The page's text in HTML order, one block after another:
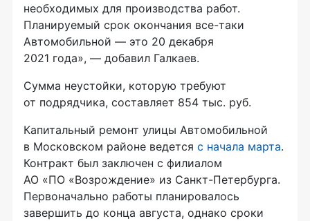
необходимых для производства работ.
Планируемый срок окончания все-таки
Автомобильной — это 20 декабря
2021 года», — добавил Галкаев.
Сумма неустойки, которую требуют
от подрядчика, составляет 854 тыс. руб.
Капитальный ремонт улицы Автомобильной
в Московском районе ведется с начала марта.
Контракт был заключен с филиалом
АО «ПО «Возрождение» из Санкт-Петербурга.
Первоначально работы планировалось
завершить до конца августа, однако сроки